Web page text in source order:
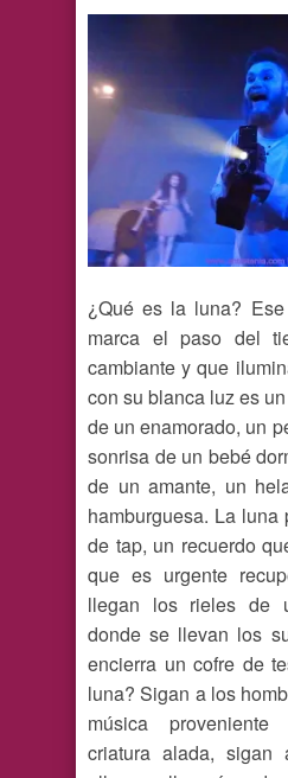
¿Qué es la luna?
marca el paso del
cambiante y que
con su blanca luz es
de un enamorado, un
sonrisa de un bebé
de un amante, un
hamburguesa. La
de tap, un recuerdo
que es urgente
llegan los rieles de
donde se llevan los
encierra un cofre de
luna? Sigan a los
música
criatura alada,